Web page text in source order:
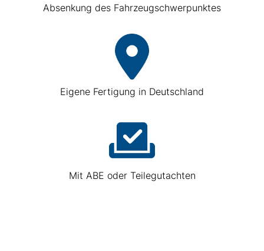
Absenkung des Fahrzeugschwerpunktes
Eigene Fertigung in Deutschland
Mit ABE oder Teilegutachten